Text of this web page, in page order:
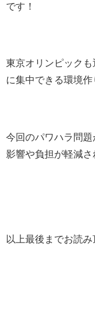
です！
東京オリンピック
に集中できる環境作
今回のパワハラ問
影響や負担が軽減さ
以上最後までお読